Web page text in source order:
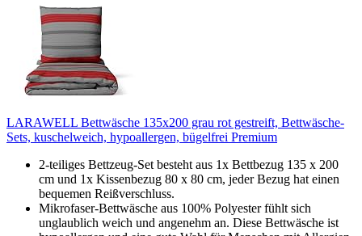
LARAWELL Bettwäsche 135x200 grau rot gestreift, Bettwäsche-
Sets, kuschelweich, hypoallergen, bügelfrei Premium
2-teiliges Bettzeug-Set besteht aus 1x Bettbezug 135 x 200
cm und 1x Kissenbezug 80 x 80 cm, jeder Bezug hat einen
bequemen Reißverschluss.
Mikrofaser-Bettwäsche aus 100% Polyester fühlt sich
unglaublich weich und angenehm an. Diese Bettwäsche ist